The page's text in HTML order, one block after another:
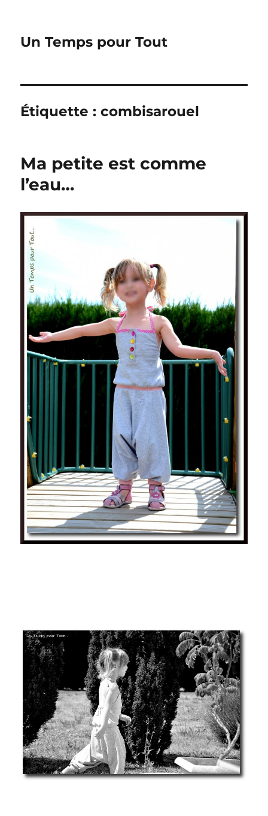
Un Temps pour Tout
Étiquette :combisarouel
Ma petite est comme
l’eau…